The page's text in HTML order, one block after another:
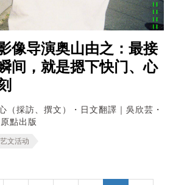
像导演奥山由之：最接
间，就是摁下快门、心
（採訪、撰文）・日文翻譯｜吳欣芸・
點出版
艺文活动